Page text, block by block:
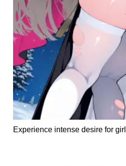
Experience intense desire for